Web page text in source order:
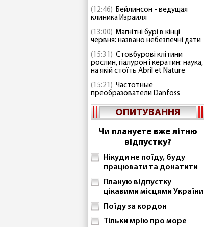
(12:46) Бейлинсон - ведущая
клиника Израиля
(13:00) Магнітні бурі в кінці
червня: названо небезпечні дати
(15:31) Стовбурові клітини
рослин, гіалурон і кератин: наука,
на якій стоїть Abril et Nature
(15:21) Частотные
преобразователи Danfoss
ОПИТУВАННЯ
Чи плануєте вже літню
відпустку?
Нікуди не поїду, буду
працювати та донатити
Планую відпустку
цікавими місцями України
Поїду за кордон
Тільки мрію про море